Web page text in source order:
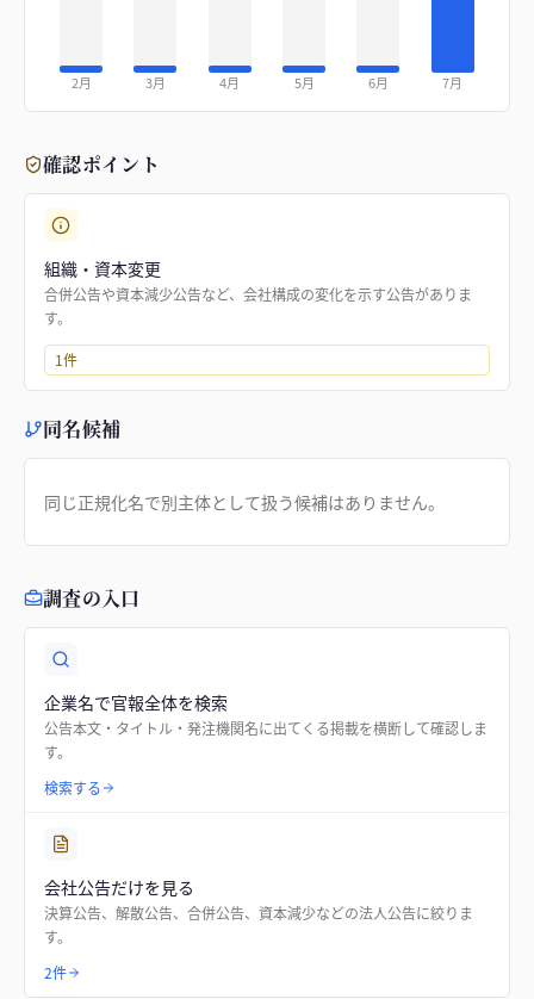
2月 3月 4月 5月 6月 7月
確認ポイント
組織・資本変更
合併公告や資本減少公告など、会社構成の変化を示す公告がありま
す。
1件
同名候補
同じ正規化名で別主体として扱う候補はありません。
調査の入口
企業名で官報全体を検索
公告本文・タイトル・発注機関名に出てくる掲載を横断して確認しま
す。
検索する
会社公告だけを見る
決算公告、解散公告、合併公告、資本減少などの法人公告に絞りま
す。
2件